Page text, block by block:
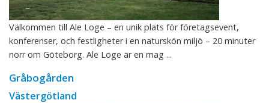
Välkommen till Ale Loge – en unik plats för företagsevent,
konferenser, och festligheter i en naturskön miljö – 20 minuter
norr om Göteborg. Ale Loge är en mag ...
Gråbogården
Västergötland